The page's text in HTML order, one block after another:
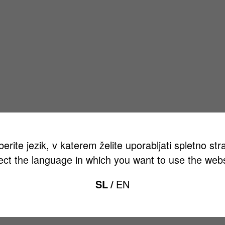
jezik, v katerem želite uporabljati spletno
the language in which you want to use the
SL EN